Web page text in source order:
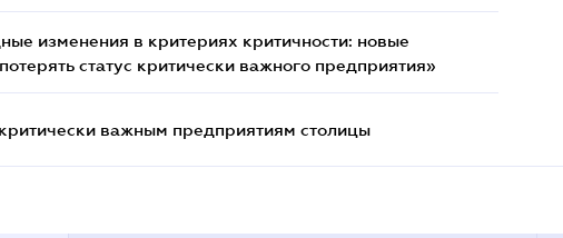
изменения в критериях критичности: новые
статус критически важного предприятия»
важным предприятиям столицы